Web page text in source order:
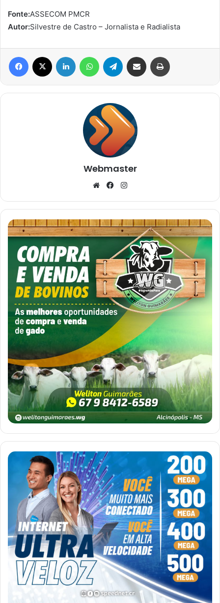
Fonte:ASSECOM PMCR
Autor:Silvestre de Castro – Jornalista e Radialista
Facebook Linkedin WhatsAppTelegram Compartilhar via e-mail
Webmaster
WebsiteFacebook